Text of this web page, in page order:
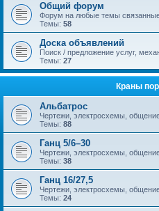
Общий форум
Форум на любые темы
Темы: 58
Доска объявлений
Поиск / предложение услуг,
Темы: 27
Краны
Альбатрос
Чертежи, электросхемы,
Темы: 88
Ганц 5/6–30
Чертежи, электросхемы,
Темы: 38
Ганц 16/27,5
Чертежи, электросхемы,
Темы: 24